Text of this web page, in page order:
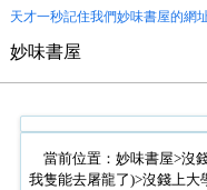
天才一秒記住我們妙味書屋的網
妙味書屋
當前位置： 妙味書屋>沒
我隻能去屠龍了)>沒錢上大